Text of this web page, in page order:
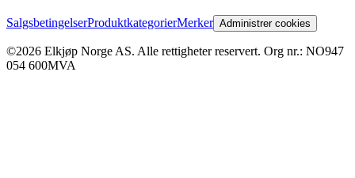
SalgsbetingelserProduktkategorierMerker Administrer cookies
©2026 Elkjøp Norge AS. Alle rettigheter reservert. Org nr.: NO947
054 600MVA